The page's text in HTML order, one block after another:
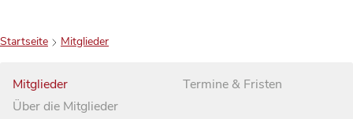
Startseite Mitglieder
Mitglieder
Über die Mitglieder
Termine & Fristen